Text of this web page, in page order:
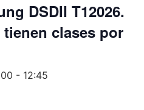
DSDII T12026.
tienen clases por
- 12:45